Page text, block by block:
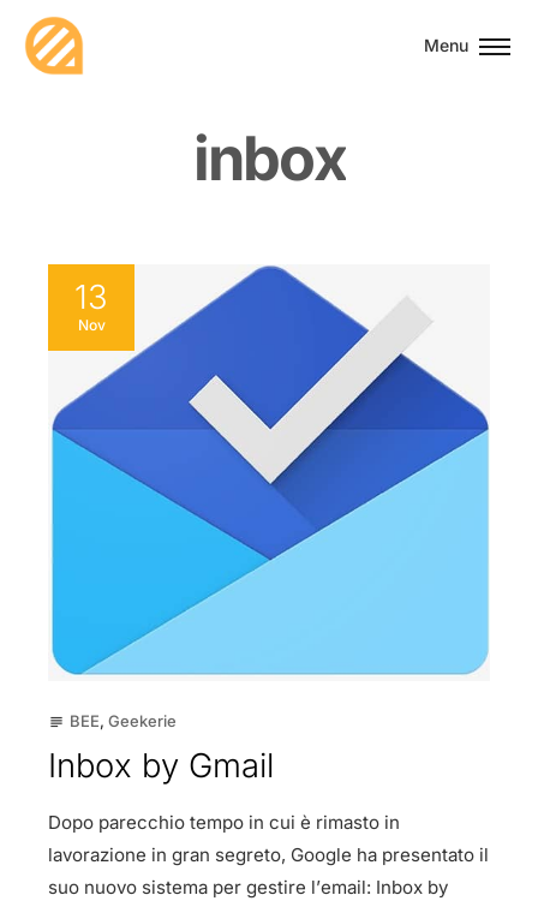
Menu
inbox
13
Nov
subject BEE, Geekerie
Inbox by Gmail
Dopo parecchio tempo in cui è rimasto in
lavorazione in gran segreto, Google ha presentato il
suo nuovo sistema per gestire l’email: Inbox by